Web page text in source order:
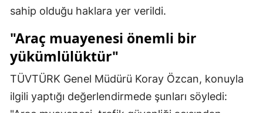
sahip olduğu haklara yer verildi.
"Araç muayenesi önemli bir
yükümlülüktür"
TÜVTÜRK Genel Müdürü Koray Özcan, konuyla
ilgili yaptığı değerlendirmede şunları söyledi: